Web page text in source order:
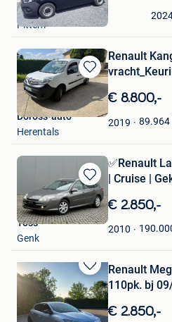
Mijn
Favorieten
Stephanie
Pittem
Bewaren
in
Mijn
Favorieten
Renault
€ 8.800,-
2019 89.964
Doross-auto
Herentals
Bewaren
in
Mijn
Favorieten
✅Renault
| Cruise |
€ 2.850,-
2010
Toss
Genk
Bewaren
in
Mijn
Favorieten
Renault
110pk. bj
€ 2.850,-